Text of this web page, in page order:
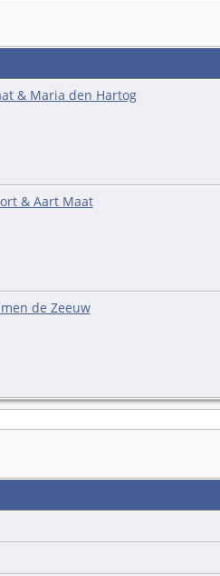
& Maria den Hartog
& Aart Maat
de Zeeuw